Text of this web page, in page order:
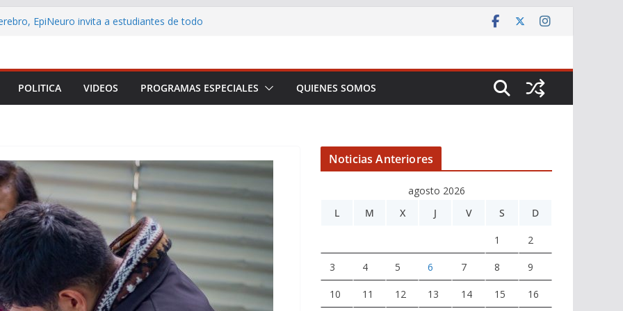
EpiNeuro invita a estudiantes de todo
Arica y Parinacota realizó feria para
de la lactancia materna
POLITICA VIDEOS PROGRAMAS ESPECIALES QUIENES SOMOS
Noticias Anteriores
agosto 2026
L
M X J V S D
1 2
3 4 5 6 7 8 9
10 11 12 13 14 15 16